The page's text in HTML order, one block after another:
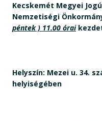
Kecskemét Megyei
Nemzetiségi
péntek ) 11.00 órai
Helyszín: Mezei u. 34.
helyiségében